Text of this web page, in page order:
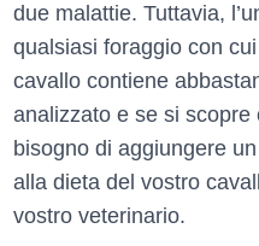
due malattie. Tuttavia,
qualsiasi foraggio con
cavallo contiene
analizzato e se si
bisogno di aggiungere
alla dieta del vostro
vostro veterinario.